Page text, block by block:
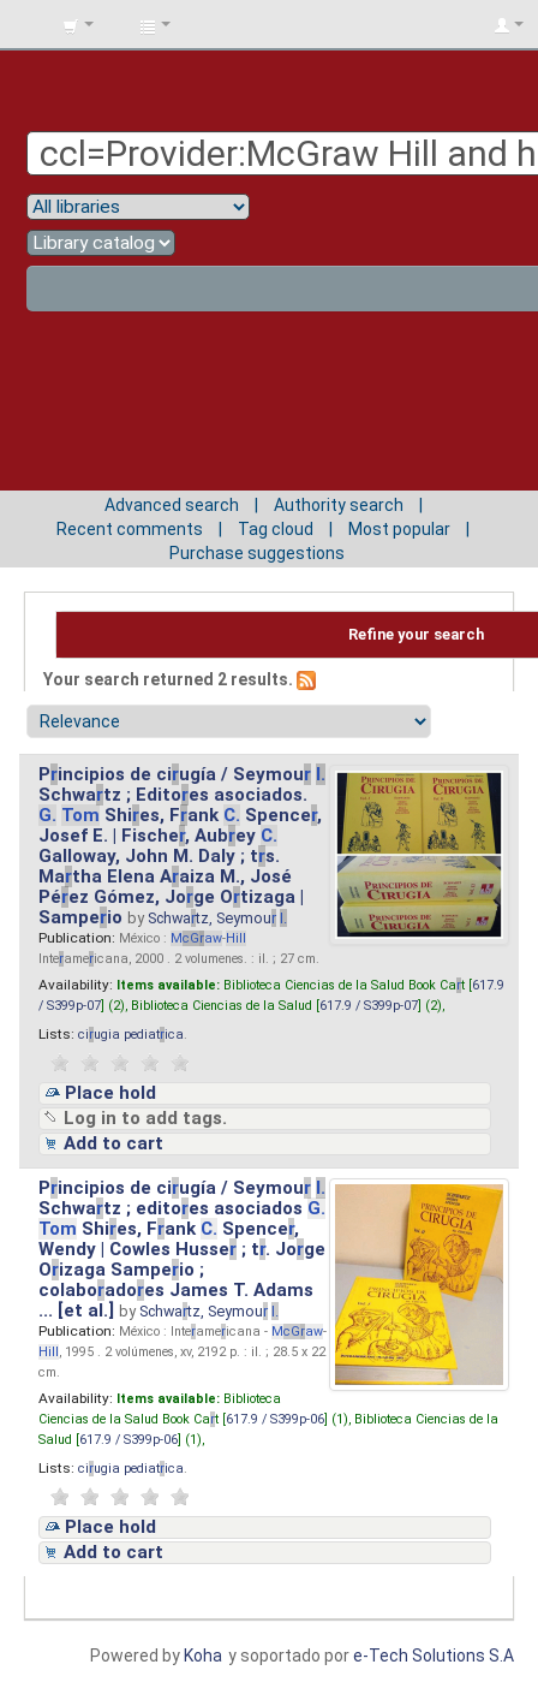
BIBLIOTECA
Advanced search
Authority search
Recent comments
Tag cloud
Most popular
Purchase suggestions
Refine your search
Your search returned 2 results.
Principios de cirugía / Seymour I.
Schwartz ; Editores asociados.
G. Tom Shires, Frank C. Spencer,
Josef E. | Fischer, Aubrey C.
Galloway, John M. Daly ; trs.
Martha Elena Araiza M., José
Pérez Gómez, Jorge Ortizaga |
Samperio by Schwartz, Seymour I.
Publication: México : McGraw-Hill
Interamericana, 2000 . 2 volumenes. : il. ; 27 cm.
Availability: Items available: Biblioteca Ciencias de la Salud Book Cart [ 617.9
/ S399p-07 ] (2), Biblioteca Ciencias de la Salud [ 617.9 / S399p-07 ] (2),
Lists: cirugia pediatrica
Place hold
Log in to add tags.
Add to cart
Principios de cirugía / Seymour I.
Schwartz ; editores asociados G.
Tom Shires, Frank C. Spencer,
Wendy | Cowles Husser ; tr. Jorge
Orizaga Samperio ;
colaboradores James T. Adams
... [et al.]by Schwartz, Seymour I.
Publication: México : Interamericana - McGraw-
Hill, 1995 . 2 volúmenes, xv, 2192 p. : il. ; 28.5 x 22
cm.
Availability: Items available: Biblioteca
Ciencias de la Salud Book Cart [ 617.9 / S399p-06 ] (1), Biblioteca Ciencias de la
Salud [ 617.9 / S399p-06 ] (1),
Lists: cirugia pediatrica
Place hold
Add to cart
y soportado pore-Tech Solutions S.A
Powered by Koha